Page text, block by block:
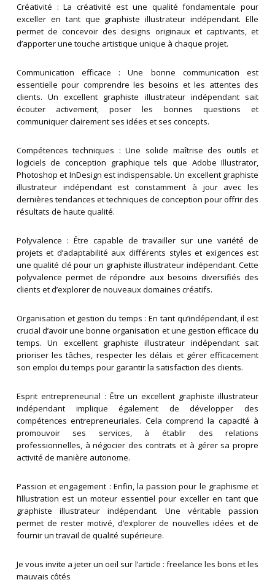
Créativité : La créativité est une qualité fondamentale pour
exceller en tant que graphiste illustrateur indépendant. Elle
permet de concevoir des designs originaux et captivants, et
d’apporter une touche artistique unique à chaque projet.
Communication efficace : Une bonne communication est
essentielle pour comprendre les besoins et les attentes des
clients. Un excellent graphiste illustrateur indépendant sait
écouter activement, poser les bonnes questions et
communiquer clairement ses idées et ses concepts.
Compétences techniques : Une solide maîtrise des outils et
logiciels de conception graphique tels que Adobe Illustrator,
Photoshop et InDesign est indispensable. Un excellent graphiste
illustrateur indépendant est constamment à jour avec les
dernières tendances et techniques de conception pour offrir des
résultats de haute qualité.
Polyvalence : Être capable de travailler sur une variété de
projets et d’adaptabilité aux différents styles et exigences est
une qualité clé pour un graphiste illustrateur indépendant. Cette
polyvalence permet de répondre aux besoins diversifiés des
clients et d’explorer de nouveaux domaines créatifs.
Organisation et gestion du temps : En tant qu’indépendant, il est
crucial d’avoir une bonne organisation et une gestion efficace du
temps. Un excellent graphiste illustrateur indépendant sait
prioriser les tâches, respecter les délais et gérer efficacement
son emploi du temps pour garantir la satisfaction des clients.
Esprit entrepreneurial : Être un excellent graphiste illustrateur
indépendant implique également de développer des
compétences entrepreneuriales. Cela comprend la capacité à
promouvoir ses services, à établir des relations
professionnelles, à négocier des contrats et à gérer sa propre
activité de manière autonome.
Passion et engagement : Enfin, la passion pour le graphisme et
l’illustration est un moteur essentiel pour exceller en tant que
graphiste illustrateur indépendant. Une véritable passion
permet de rester motivé, d’explorer de nouvelles idées et de
fournir un travail de qualité supérieure.
Je vous invite a jeter un oeil sur l’article : freelance les bons et les
mauvais côtés